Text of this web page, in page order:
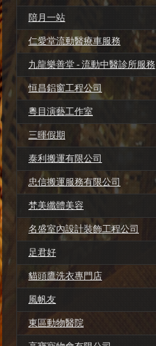
陪月一站
仁愛堂流動醫療車服務
九龍樂善堂 - 流動中醫診所服務
恒昌鋁窗工程公司
粵目演藝工作室
三暉假期
泰利搬運有限公司
忠信搬運服務有限公司
梵美纖體美容
名盛室內設計裝飾工程公司
足君好
貓頭鷹洗衣專門店
風帆友
東區動物醫院